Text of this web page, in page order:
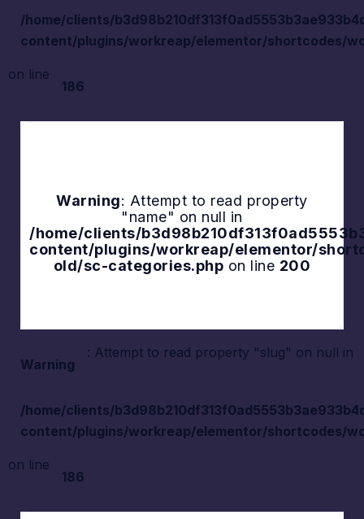
/home/clients/
content/plugins/workreap/elementor/shortcodes/
on line
186
Warning: Attempt to read property
"name" on null in
/home/clients/
content/plugins/workreap/elementor/
old/sc-categories.php on line 200
Explore
Warning
: Attempt to read property "slug" on null in
/home/clients/
content/plugins/workreap/elementor/shortcodes/
on line
186